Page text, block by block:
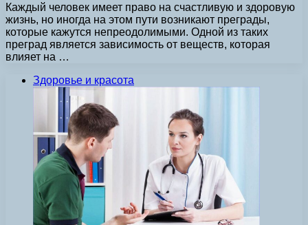
Каждый человек имеет право на счастливую и здоровую
жизнь, но иногда на этом пути возникают преграды,
которые кажутся непреодолимыми. Одной из таких
преград является зависимость от веществ, которая
влияет на …
Здоровье и красота